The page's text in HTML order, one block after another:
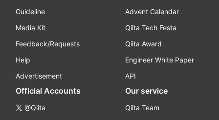
Guideline
Media Kit
Feedback/Requests
Help
Advertisement
Advent Calendar
Qiita Tech Festa
Qiita Award
Engineer White Paper
API
Official Accounts
@Qiita
Our service
Qiita Team